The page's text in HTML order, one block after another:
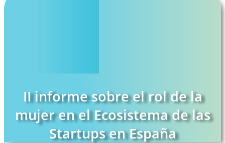
II informe sobre el rol de la
mujer en el Ecosistema de las
Startups en España